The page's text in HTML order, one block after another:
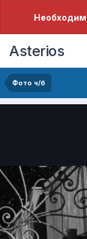
Asterios
Фото ч/б